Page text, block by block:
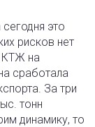
это
рисков нет
КТЖ на
сработала
За три
тонн
динамику, то